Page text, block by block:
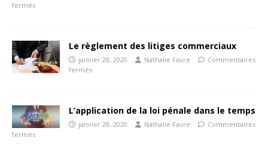
fermés
Le règlement des litiges commerciaux
janvier 28, 2020 Nathalie Favre
Commentaires
fermés
L’application de la loi pénale dans le temps
janvier 28, 2020 Nathalie Favre
Commentaires
fermés